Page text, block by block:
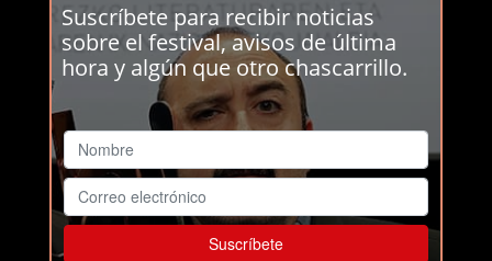
Suscríbete para recibir noticias
sobre el festival, avisos de última
hora y algún que otro chascarrillo.